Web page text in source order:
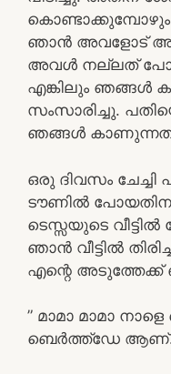
ഞാൻ അവളോട്
അവൾ നല്ലത്
എങ്കിലും ഞങ്ങൾ
സംസാരിച്ചു.
ഞങ്ങൾ കാണുന്നത്
ഒരു ദിവസം
ടൗണിൽ
ടെസ്സയുടെ
ഞാൻ വീട്ടിൽ
എന്റെ അടുത്തേക്ക്
” മാമാ മാമാ
ബെർത്ത്‌ഡേ